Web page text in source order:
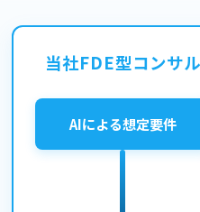
当社FDE型コンサル
AIによる想定要件